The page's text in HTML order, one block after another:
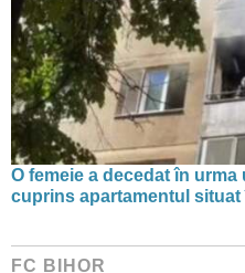
O femeie a decedat în
cuprins apartamentul
FC BIHOR